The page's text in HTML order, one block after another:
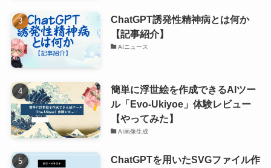
ChatGPT誘発性精神病とは何か
【記事紹介】
AIニュース
簡単に浮世絵を作成できるAIツー
ル「Evo-Ukiyoe」体験レビュー
【やってみた】
AI画像生成
ChatGPTを用いたSVGファイル作